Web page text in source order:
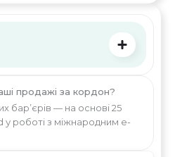
продажі за кордон?
бар’єрів — на основі 25
у роботі з міжнародним e-